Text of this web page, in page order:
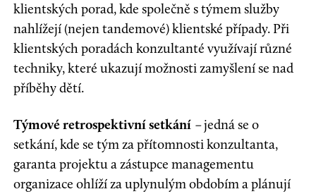
klientských porad, kde společně s týmem služby
nahlížejí (nejen tandemové) klientské případy. Při
klientských poradách konzultanté využívají různé
techniky, které ukazují možnosti zamyšlení se nad
příběhy dětí.
Týmové retrospektivní setkání –jedná se o
setkání, kde se tým za přítomnosti konzultanta,
garanta projektu a zástupce managementu
organizace ohlíží za uplynulým obdobím a plánují